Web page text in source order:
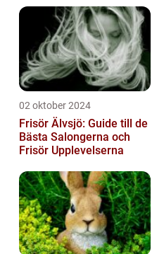
02 oktober 2024
Frisör Älvsjö: Guide till de
Bästa Salongerna och
Frisör Upplevelserna